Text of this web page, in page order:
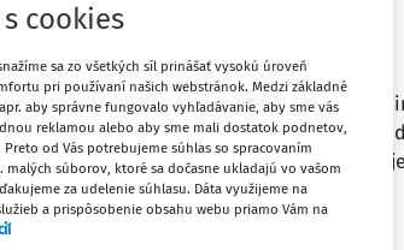
v trestnom konaní
výklad prijatia obžaloby ako nového
a to na podklade rozhodovacej činnosti
problémy, ktorých riešenie v praxi
6. 3. 2025 / 31 minút čítania
cookies
sa zo všetkých síl prinášať vysokú úroveň
pri používaní našich webstránok. Medzi základné
aby správne fungovalo vyhľadávanie, aby sme vás
reklamou alebo aby sme mali dostatok podnetov,
od Vás potrebujeme súhlas so spracovaním
malých súborov, ktoré sa dočasne ukladajú vo vašom
za udelenie súhlasu. Dáta využijeme na
a prispôsobenie obsahu webu priamo Vám na